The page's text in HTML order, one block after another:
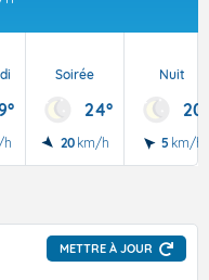
h
Soirée
24°
20 km/h
Nuit
20°
5 km/h
METTRE À JOUR